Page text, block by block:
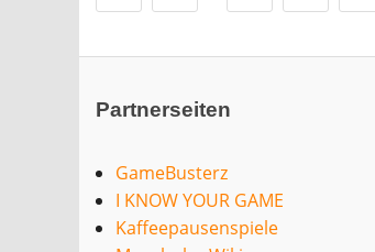
Partnerseiten
GameBusterz
I KNOW YOUR GAME
Kaffeepausenspiele